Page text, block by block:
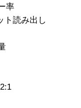
率
ト読み出し